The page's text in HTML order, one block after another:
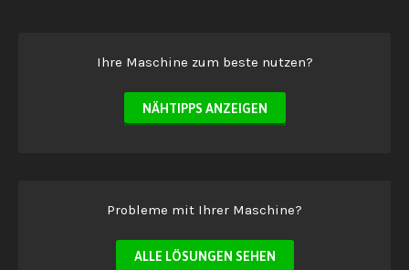
Ihre Maschine zum beste nutzen?
NÄHTIPPS ANZEIGEN
Probleme mit Ihrer Maschine?
ALLE LÖSUNGEN SEHEN